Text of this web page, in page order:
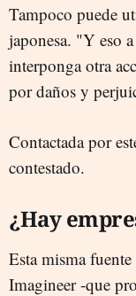
Tampoco puede
japonesa. "Y eso
interponga otra
por daños y
Contactada por
contestado.
¿Hay
Esta misma
Imagineer -que